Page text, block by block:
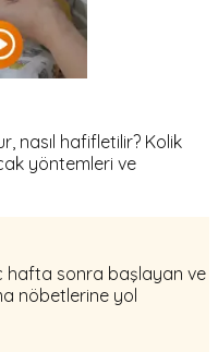
nasıl hafifletilir? Kolik
yöntemleri ve
hafta sonra başlayan ve
nöbetlerine yol